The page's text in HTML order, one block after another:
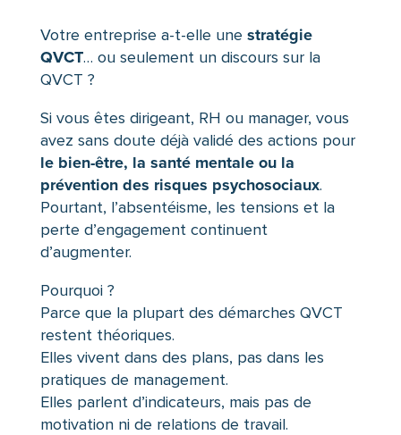
Votre entreprise a-t-elle une stratégie
QVCT… ou seulement un discours sur la
QVCT ?
Si vous êtes dirigeant, RH ou manager, vous
avez sans doute déjà validé des actions pour
le bien-être, la santé mentale ou la
prévention des risques psychosociaux.
Pourtant, l’absentéisme, les tensions et la
perte d’engagement continuent
d’augmenter.
Pourquoi ?
Parce que la plupart des démarches QVCT
restent théoriques.
Elles vivent dans des plans, pas dans les
pratiques de management.
Elles parlent d’indicateurs, mais pas de
motivation ni de relations de travail.